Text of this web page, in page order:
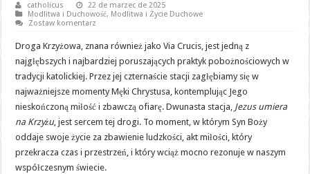
catholicus
22 de marzec de 2025
Modlitwa i Duchowość, Modlitwa i Życie Duchowe
Zostaw komentarz
Droga Krzyżowa, znana również jako Via Crucis, jest jedną z
najgłębszych i najbardziej poruszających praktyk pobożnościowych w
tradycji katolickiej. Przez jej czternaście stacji zagłębiamy się w
najważniejsze momenty Męki Chrystusa, kontemplując Jego
nieskończoną miłość i zbawczą ofiarę. Dwunasta stacja, Jezus umiera
na Krzyżu, jest sercem tej drogi. To moment, w którym Syn Boży
oddaje swoje życie za zbawienie ludzkości, akt miłości, który
przekracza czas i przestrzeń, i który wciąż mocno rezonuje w naszym
współczesnym świecie.